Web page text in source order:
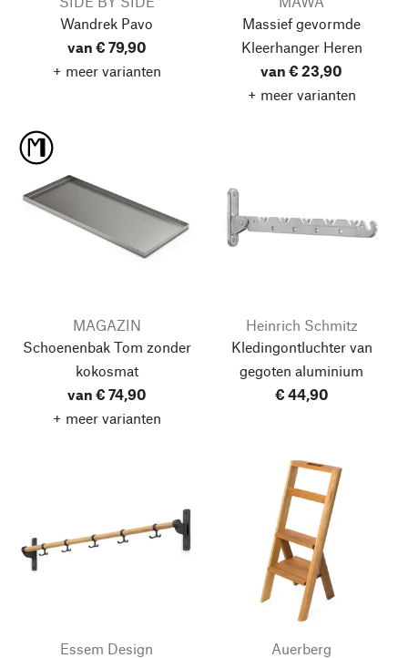
Wandrek Pavo
van € 79,90
+ meer varianten
Massief gevormde
Kleerhanger Heren
van € 23,90
+ meer varianten
MAGAZIN
Schoenenbak Tom zonder
kokosmat
van € 74,90
+ meer varianten
Heinrich Schmitz
Kledingontluchter van
gegoten aluminium
€ 44,90
Essem Design
Auerberg